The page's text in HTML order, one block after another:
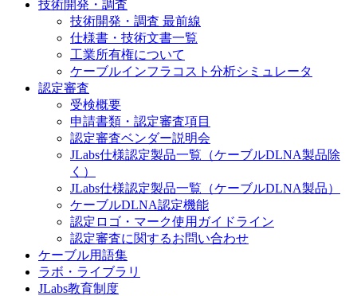
技術開発・調査
技術開発・調査 最前線
仕様書・技術文書一覧
工業所有権について
ケーブルインフラコスト分析シミュレータ
認定審査
受検概要
申請書類・認定審査項目
認定審査ベンダー説明会
JLabs仕様認定製品一覧（ケーブルDLNA製品除
く）
JLabs仕様認定製品一覧（ケーブルDLNA製品）
ケーブルDLNA認定機能
認定ロゴ・マーク使用ガイドライン
認定審査に関するお問い合わせ
ケーブル用語集
ラボ・ライブラリ
JLabs教育制度